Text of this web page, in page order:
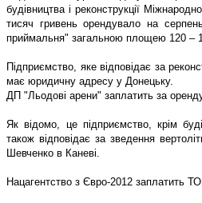
будівництва і реконструкції
тисяч гривень орендувало на
приймальня" загальною площею 120 –
Підприємство, яке відповідає за
має юридичну адресу у Донецьку.
ДП "Льодові арени" заплатить за
Як відомо, це підприємство, крім
також відповідає за зведення
Шевченко в Каневі.
Нацагентство з Євро-2012 заплатить